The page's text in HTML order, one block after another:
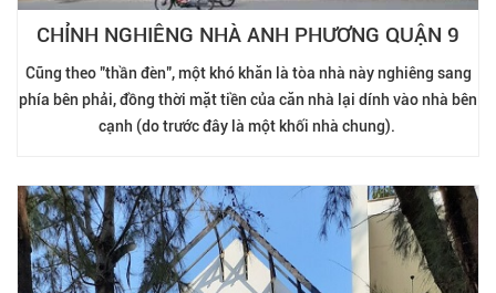
CHỈNH NGHIÊNG NHÀ ANH PHƯƠNG QUẬN 9
Cũng theo "thần đèn", một khó khăn là tòa nhà này nghiêng sang
phía bên phải, đồng thời mặt tiền của căn nhà lại dính vào nhà bên
cạnh (do trước đây là một khối nhà chung).